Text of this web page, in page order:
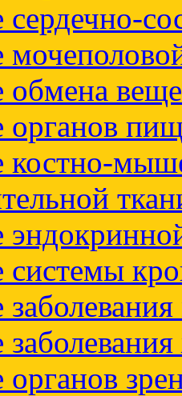
сердечно-
обмена
органов
костно-
системы